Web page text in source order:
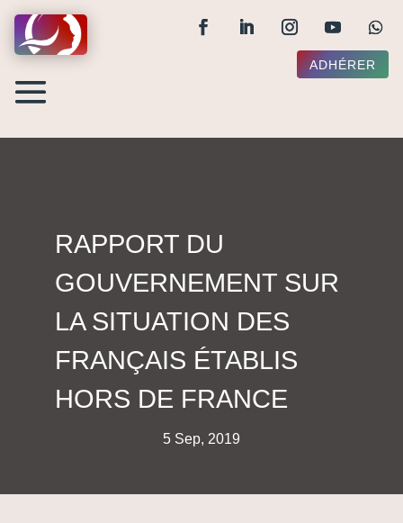
ADHÉRER
RAPPORT DU
GOUVERNEMENT SUR
LA SITUATION DES
FRANÇAIS ÉTABLIS
HORS DE FRANCE
5 Sep, 2019